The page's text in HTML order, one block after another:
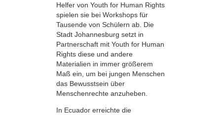
Helfer von Youth for Human Rights
spielen sie bei Workshops für
Tausende von Schülern ab. Die
Stadt Johannesburg setzt in
Partnerschaft mit Youth for Human
Rights diese und andere
Materialien in immer größerem
Maß ein, um bei jungen Menschen
das Bewusstsein über
Menschenrechte anzuheben.
In Ecuador erreichte die